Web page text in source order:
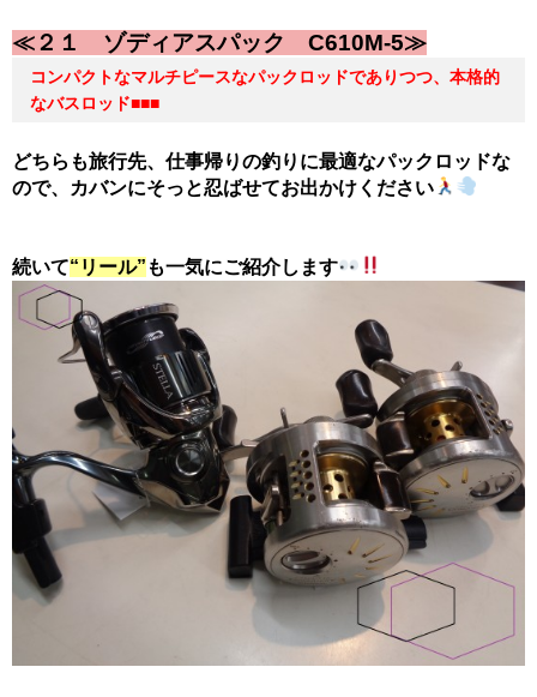
≪２１ ゾディアスパック C610M-5≫
コンパクトなマルチピースなパックロッドでありつつ、本格的
なバスロッド■■■
どちらも旅行先、仕事帰りの釣りに最適なパックロッドな
ので、カバンにそっと忍ばせてお出かけください
続いて“リール” も一気にご紹介します